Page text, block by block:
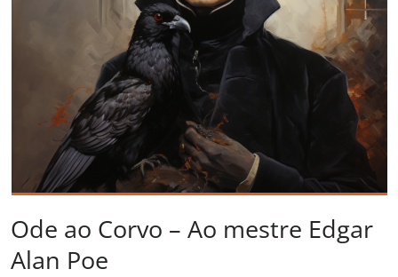
Ode ao Corvo – Ao mestre Edgar
Alan Poe